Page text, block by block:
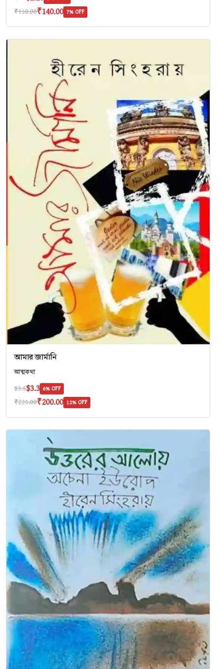
₹150.00₹140.00 7% OFF
আমার জার্মানি
আত্মকথা
$3.5$3.3 6% OFF
₹225.00₹200.00 12% OFF